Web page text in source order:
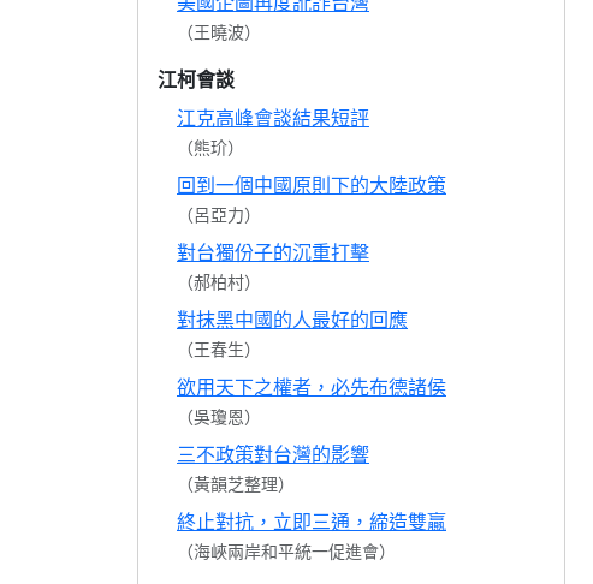
（王曉波）
江柯會談
江克高峰會談結果短評
（熊玠）
回到一個中國原則下的大陸政策
（呂亞力）
對台獨份子的沉重打擊
（郝柏村）
對抹黑中國的人最好的回應
（王春生）
欲用天下之權者，必先布德諸侯
（吳瓊恩）
三不政策對台灣的影響
（黃韻芝整理）
終止對抗，立即三通，締造雙贏
（海峽兩岸和平統一促進會）